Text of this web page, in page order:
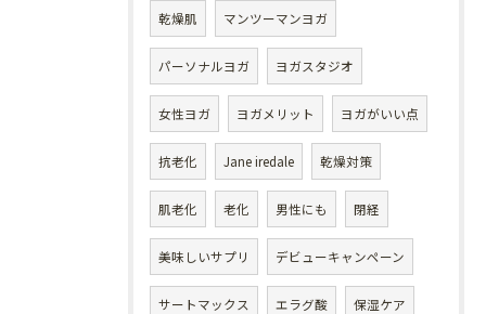
乾燥肌 マンツーマンヨガ
パーソナルヨガ ヨガスタジオ
女性ヨガ ヨガメリット ヨガがいい点
抗老化 Jane iredale 乾燥対策
肌老化 老化 男性にも 閉経
美味しいサプリ デビューキャンペーン
サートマックス エラグ酸 保湿ケア